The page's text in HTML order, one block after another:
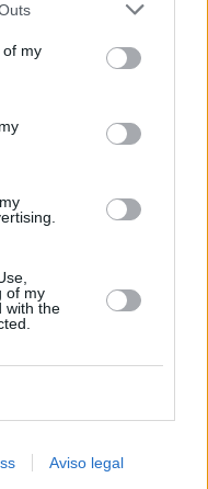
que algún
el derecho de
se aplicarán
en este sitio web o
of my
of my
with the
Aviso legal